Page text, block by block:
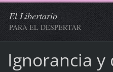
El Libertario
PARA EL DESPERTAR
Ignorancia y